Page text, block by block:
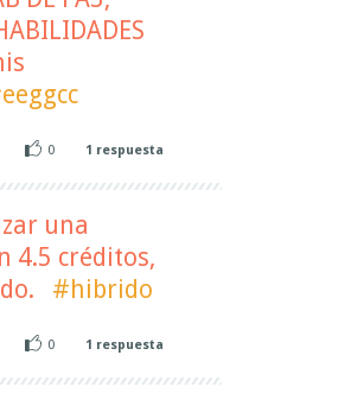
0 1 respuesta
una
4.5 créditos,
#hibrido
0 1 respuesta